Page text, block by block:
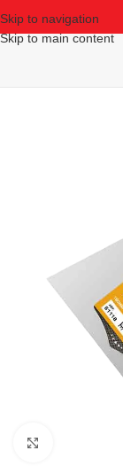
Skip to navigation
Skip to main content